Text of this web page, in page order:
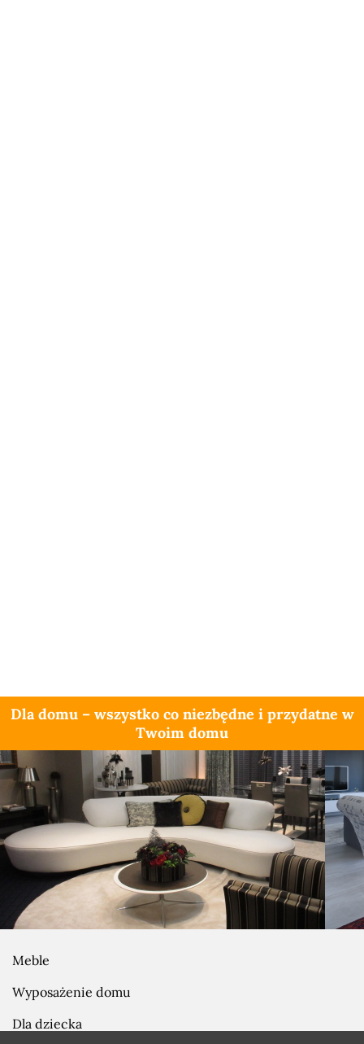
Dla domu – wszystko co niezbędne i przydatne w
Twoim domu
Meble
Wyposażenie domu
Dla dziecka